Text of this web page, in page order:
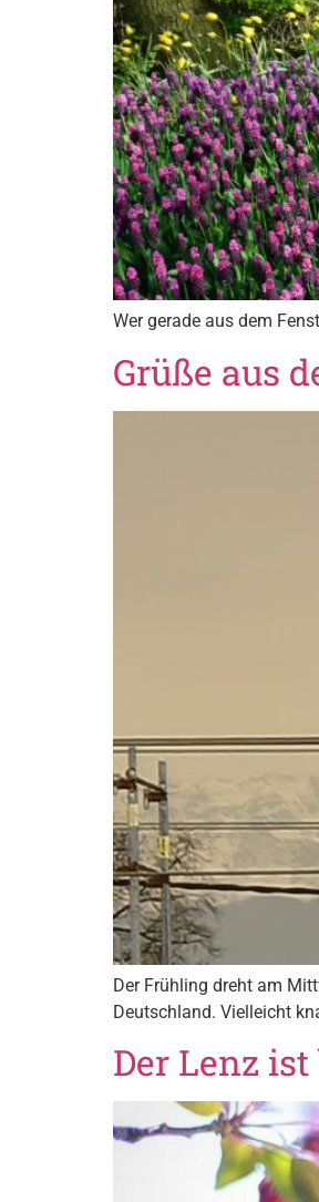
Wer gerade aus dem
Grüße aus
Der Frühling dreht am
Deutschland. Vielleicht
Der Lenz